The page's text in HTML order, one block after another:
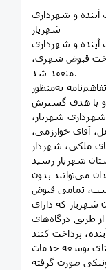
آینده و شهرداری
شهریار
آینده و شهرداری
قبوض شهری،
منعقد شد.
به‌منظور
و با هدف گسترش
شهریار،
آقای خوارزمی،
ملکی، شهردار
می‌توانند بدون
تمامی قبوض
که دارای
طریق درگاه‌های
توسعه خدمات
صورت گرفته